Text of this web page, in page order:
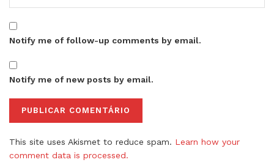
Notify me of follow-up comments by email.
Notify me of new posts by email.
This site uses Akismet to reduce spam. Learn how your
comment data is processed.